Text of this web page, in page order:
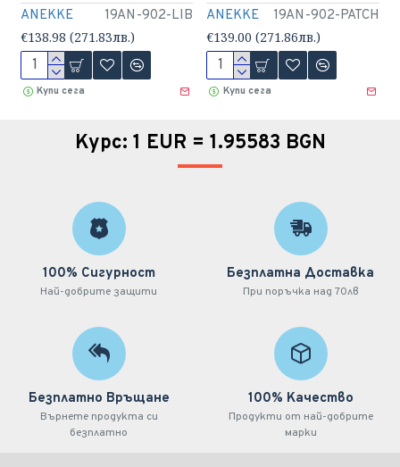
ANEKKE 19AN-902-LIB
€138.98 (271.83лв.)
Купи сега
ANEKKE 19AN-902-PATCH
€139.00 (271.86лв.)
Купи сега
Курс: 1 EUR = 1.95583 BGN
100% Сигурност
Най-добрите защити
Безплатна Доставка
При поръчка над 70лв
Безплатно Връщане
Върнете продукта си
безплатно
100% Качество
Продукти от най-добрите
марки